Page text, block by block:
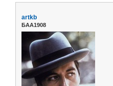
artkb
БАА1908